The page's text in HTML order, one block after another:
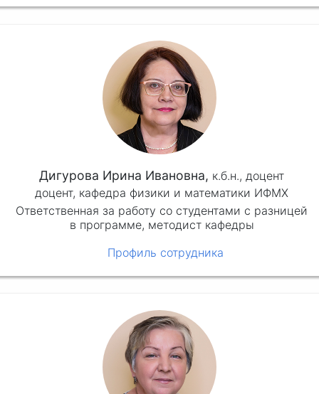
Дигурова Ирина Ивановна, к.б.н., доцент
доцент, кафедра физики и математики ИФМХ
Ответственная за работу со студентами с разницей
в программе, методист кафедры
Профиль сотрудника